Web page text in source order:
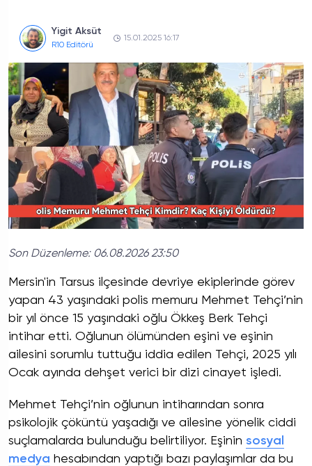
Yigit Aksüt
R10 Editörü
15.01.2025 16:17
Son Düzenleme: 06.08.2026 23:50
Mersin'in Tarsus ilçesinde devriye ekiplerinde görev
yapan 43 yaşındaki polis memuru Mehmet Tehçi’nin
bir yıl önce 15 yaşındaki oğlu Ökkeş Berk Tehçi
intihar etti. Oğlunun ölümünden eşini ve eşinin
ailesini sorumlu tuttuğu iddia edilen Tehçi, 2025 yılı
Ocak ayında dehşet verici bir dizi cinayet işledi.
Mehmet Tehçi’nin oğlunun intiharından sonra
psikolojik çöküntü yaşadığı ve ailesine yönelik ciddi
suçlamalarda bulunduğu belirtiliyor. Eşinin sosyal
medya hesabından yaptığı bazı paylaşımlar da bu